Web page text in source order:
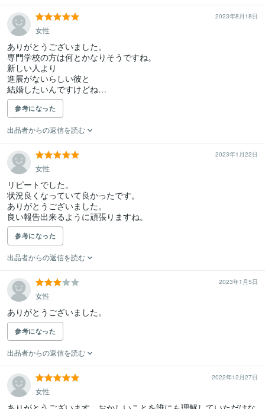
2023年8月18日
女性
ありがとうございました。
専門学校の方は何とかなりそうですね。
新しい人より
進展がないらしい彼と
参考になった
出品者からの返信を読む
2023年1月22日
女性
リピートでした。
状況良くなっていて良かったです。
ありがとうございました。
良い報告出来るように頑張りますね。
参考になった
出品者からの返信を読む
2023年1月5日
女性
ありがとうございました。
参考になった
出品者からの返信を読む
2022年12月27日
女性